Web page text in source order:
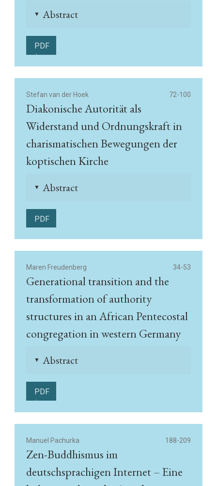
▲ Abstract
PDF
(English)
Stefan van der Hoek 72-100
Diakonische Autorität als
Widerstand und Ordnungskraft in
charismatischen Bewegungen der
koptischen Kirche
▲ Abstract
PDF
Maren Freudenberg 34-53
Generational transition and the
transformation of authority
structures in an African Pentecostal
congregation in western Germany
▲ Abstract
PDF
(English)
Manuel Pachurka 188-209
Zen-Buddhismus im
deutschsprachigen Internet – Eine